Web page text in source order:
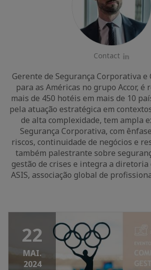
Contact
Gerente de Segurança Corporativa e
para as Américas no grupo Accor, é
mais de 450 hotéis em mais de 10
pela atuação estratégica em
de alta complexidade, tem ampla
Segurança Corporativa, com
riscos, continuidade de negócios e
também palestrante sobre
gestão de crises e integra a diretoria
ASIS, associação global de
22
MAI.
2024